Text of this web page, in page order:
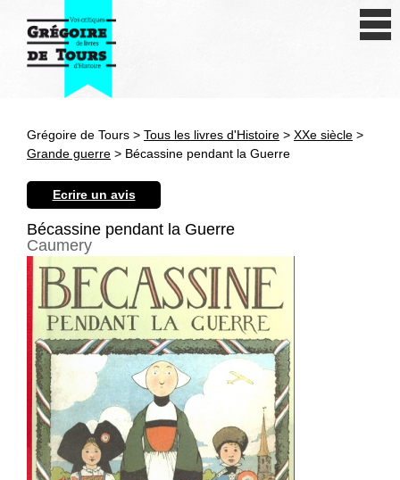
Antiquité
Epoque moderne
Révolution et XIXe siècle
XXe siècle
Autres civilisations
Thématiques
Grégoire de Tours > Tous les livres d'Histoire > XXe siècle >
Grande guerre > Bécassine pendant la Guerre
Ecrire un avis
Bécassine pendant la Guerre
Caumery